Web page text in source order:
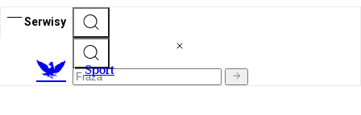
Serwisy
Sport